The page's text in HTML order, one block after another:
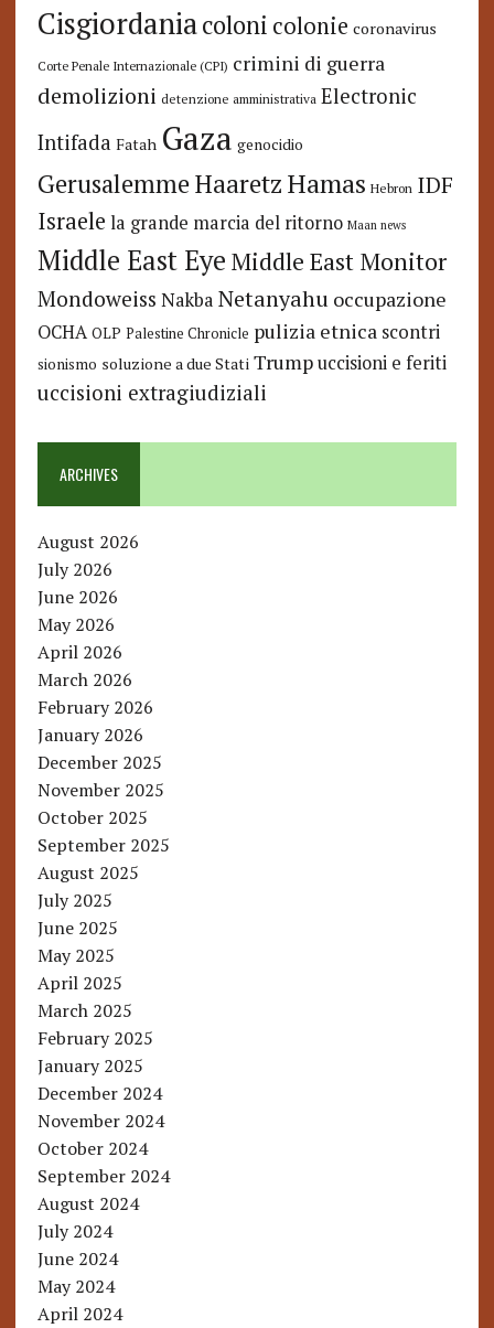
Cisgiordaniacoloni colonie coronavirus
Corte Penale Internazionale (CPI) crimini di guerra
demolizioni detenzione amministrativa Electronic
Intifada Fatah Gaza genocidio
GerusalemmeHaaretzHamas Hebron IDF
Israele la grande marcia del ritorno Maan news
Middle East Eye Middle East Monitor
Mondoweiss Nakba Netanyahu occupazione
OCHA OLP Palestine Chronicle pulizia etnica scontri
sionismo soluzione a due Stati Trump uccisioni e feriti
uccisioni extragiudiziali
ARCHIVES
August 2026
July 2026
June 2026
May 2026
April 2026
March 2026
February 2026
January 2026
December 2025
November 2025
October 2025
September 2025
August 2025
July 2025
June 2025
May 2025
April 2025
March 2025
February 2025
January 2025
December 2024
November 2024
October 2024
September 2024
August 2024
July 2024
June 2024
May 2024
April 2024